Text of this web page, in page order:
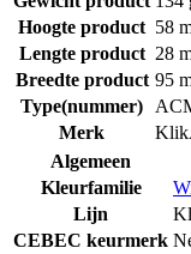
Hoogte product 58
Lengte product 28
Breedte product 95
Type(nummer)
Merk
Algemeen
Kleurfamilie
Lijn
CEBEC keurmerk